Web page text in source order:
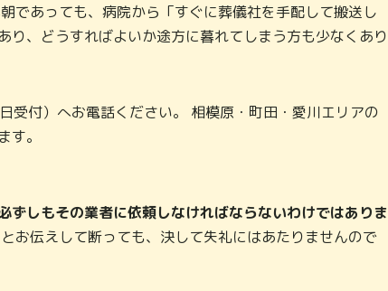
であっても、病院から「すぐに葬儀社を手配して搬送し
、どうすればよいか途方に暮れてしまう方も少なくあり
付）へお電話ください。 相模原・町田・愛川エリアの
。
ずしもその業者に依頼しなければならないわけではありま
お伝えして断っても、決して失礼にはあたりませんので